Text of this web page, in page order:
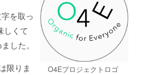
O4Eプロジェクトロゴ
を取っ
しくて
した。
限りま